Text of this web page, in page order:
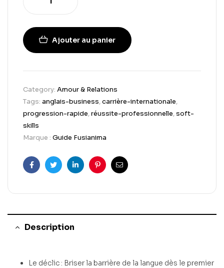
Ajouter au panier
Category: Amour & Relations
Tags: anglais-business,carrière-internationale,
progression-rapide,réussite-professionnelle,soft-
skills
Marque : Guide Fusianima
FacebookTwitterLinkedinPinterestEmail
Description
Le déclic : Briser la barrière de la langue dès le premier